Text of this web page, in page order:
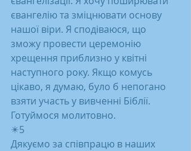
євангелію та зміцнювати основу
нашої віри. Я сподіваюся, що
зможу провести церемонію
хрещення приблизно у квітні
наступного року. Якщо комусь
цікаво, я думаю, було б непогано
взяти участь у вивченні Біблії.
Готуймося молитовно.
✴️5
Дякуємо за співпрацю в наших